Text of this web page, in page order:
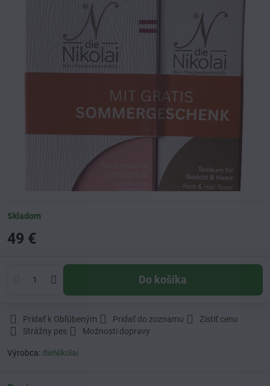
Skladom
49 €
Do košíka
Pridať k Obľúbeným Pridať do zoznamu
Zistiť cenu
Strážny pes
Možnosti dopravy
Výrobca: dieNikolai